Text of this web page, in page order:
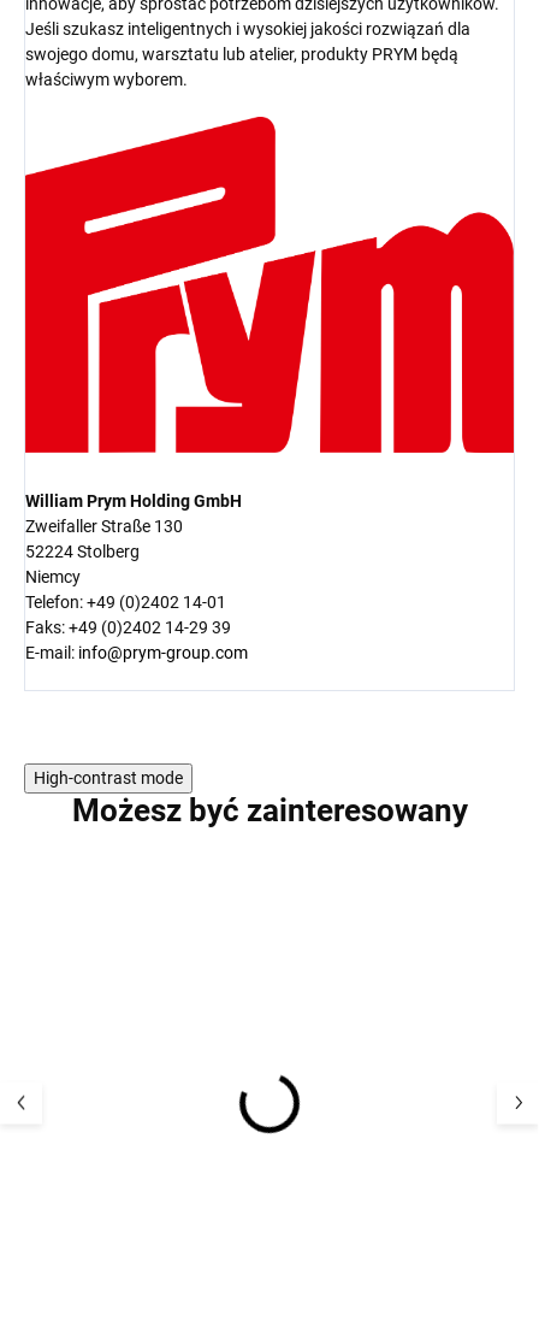
innowacje, aby sprostać potrzebom dzisiejszych użytkowników.
Jeśli szukasz inteligentnych i wysokiej jakości rozwiązań dla
swojego domu, warsztatu lub atelier, produkty PRYM będą
właściwym wyborem.
William Prym Holding GmbH
Zweifaller Straße 130
52224 Stolberg
Niemcy
Telefon: +49 (0)2402 14-01
Faks: +49 (0)2402 14-29 39
E-mail: info@prym-group.com
High-contrast mode
Możesz być zainteresowany